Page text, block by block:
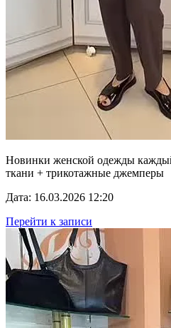
Новинки женской одежды
ткани + трикотажные джемперы
Дата: 16.03.2026 12:20
Перейти к записи